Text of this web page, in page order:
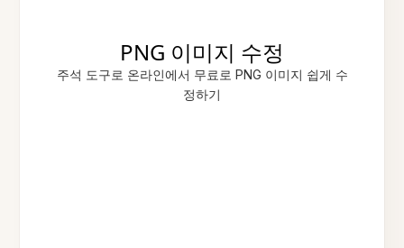
PNG 이미지 수정
주석 도구로 온라인에서 무료로 PNG 이미지 쉽게 수
정하기